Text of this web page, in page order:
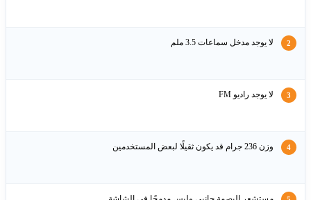
لا يوجد مدخل سماعات 3.5 ملم
لا يوجد راديو FM
وزن 236 جرام قد يكون ثقيلًا لبعض المستخدمين